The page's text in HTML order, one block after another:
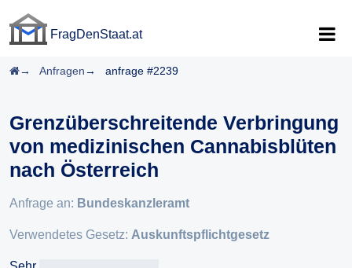
FragDenStaat.at
Startseite
Anfragen anfrage #2239
Grenzüberschreitende Verbringung
von medizinischen Cannabisblüten
nach Österreich
Anfrage an: Bundeskanzleramt
Verwendetes Gesetz: Auskunftspflichtgesetz